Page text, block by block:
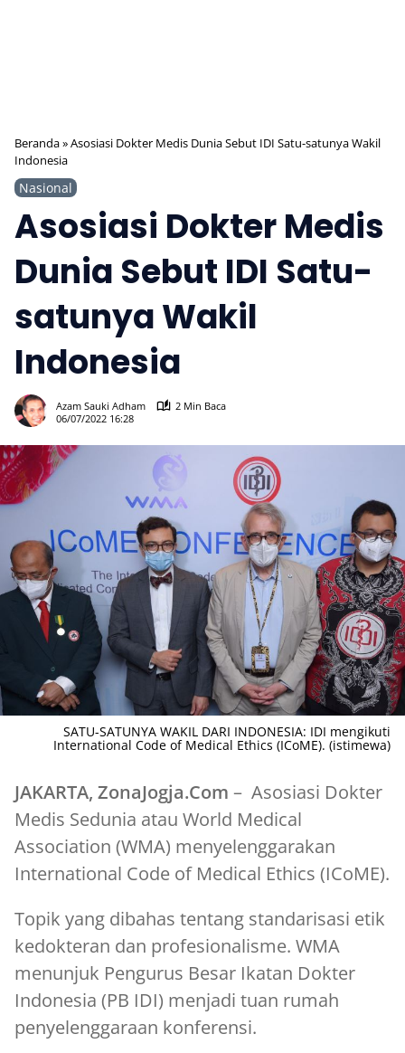
Beranda»Asosiasi Dokter Medis Dunia Sebut IDI Satu-satunya Wakil
Indonesia
Nasional
Asosiasi Dokter Medis
Dunia Sebut IDI Satu-
satunya Wakil
Indonesia
Azam Sauki Adham
2 Min Baca
06/07/2022 16:28
SATU-SATUNYA WAKIL DARI INDONESIA: IDI mengikuti
International Code of Medical Ethics (ICoME). (istimewa)
JAKARTA, ZonaJogja.Com – Asosiasi Dokter
Medis Sedunia atau World Medical
Association (WMA) menyelenggarakan
International Code of Medical Ethics (ICoME).
Topik yang dibahas tentang standarisasi etik
kedokteran dan profesionalisme. WMA
menunjuk Pengurus Besar Ikatan Dokter
Indonesia (PB IDI) menjadi tuan rumah
penyelenggaraan konferensi.